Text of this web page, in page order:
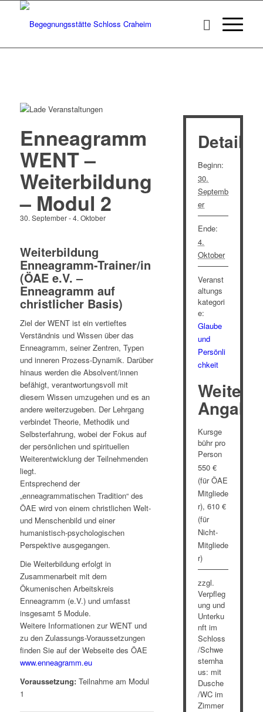
Enneagramm
WENT –
Weiterbildung
– Modul 2
30. September-4. Oktober
Weiterbildung
Enneagramm-Trainer/in
(ÖAE e.V. –
Enneagramm auf
christlicher Basis)
Ziel der WENT ist ein vertieftes
Verständnis und Wissen über das
Enneagramm, seiner Zentren, Typen
und inneren Prozess-Dynamik. Darüber
hinaus werden die Absolvent/innen
befähigt, verantwortungsvoll mit
diesem Wissen umzugehen und es an
andere weiterzugeben. Der Lehrgang
verbindet Theorie, Methodik und
Selbsterfahrung, wobei der Fokus auf
der persönlichen und spirituellen
Weiterentwicklung der Teilnehmenden
liegt.
Entsprechend der
„enneagrammatischen Tradition“ des
ÖAE wird von einem christlichen Welt-
und Menschenbild und einer
humanistisch-psychologischen
Perspektive ausgegangen.
Die Weiterbildung erfolgt in
Zusammenarbeit mit dem
Ökumenischen Arbeitskreis
Enneagramm (e.V.) und umfasst
insgesamt 5 Module.
Weitere Informationen zur WENT und
zu den Zulassungs-Voraussetzungen
finden Sie auf der Webseite des ÖAE
www.enneagramm.eu
Voraussetzung:Teilnahme am Modul
1
Details
Beginn:
30.
Septemb
er
Ende:
4.
Oktober
Veranst
altungs
kategori
e:
Glaube
und
Persönli
chkeit
Weitere
Kursge
bühr pro
Person
550 €
(für ÖAE
Mitgliede
r), 610 €
(für
Nicht-
Mitgliede
r)
zzgl.
Verpfleg
ung und
Unterku
nft im
Schloss
/Schwe
sternha
us: mit
Dusche
/WC im
Zimmer